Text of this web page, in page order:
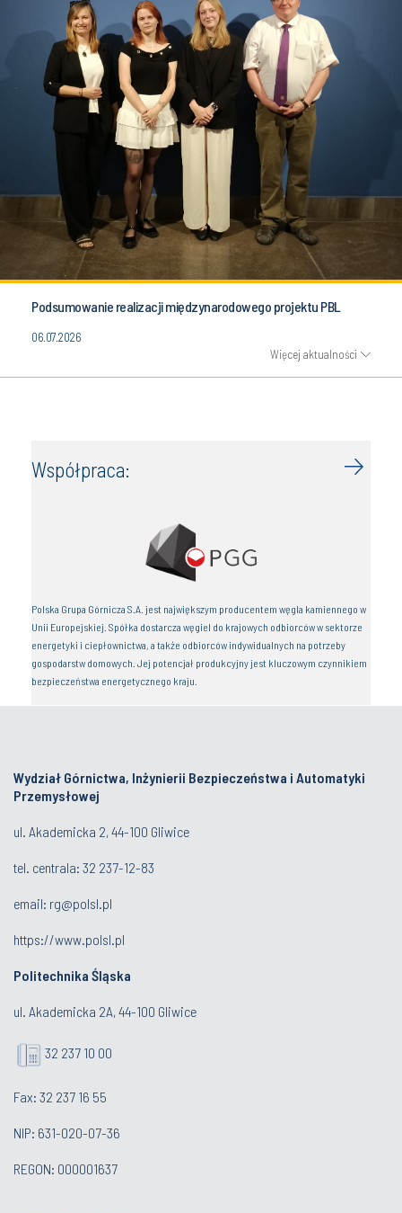
Podsumowanie realizacji międzynarodowego projektu PBL
06.07.2026
Więcej aktualności
Współpraca:
Polska Grupa Górnicza S.A. jest największym producentem węgla kamiennego w
Unii Europejskiej. Spółka dostarcza węgiel do krajowych odbiorców w sektorze
energetyki i ciepłownictwa, a także odbiorców indywidualnych na potrzeby
gospodarstw domowych. Jej potencjał produkcyjny jest kluczowym czynnikiem
bezpieczeństwa energetycznego kraju.
Wydział Górnictwa, Inżynierii Bezpieczeństwa i Automatyki
Przemysłowej
ul. Akademicka 2, 44-100 Gliwice
tel. centrala: 32 237-12-83
email: rg@polsl.pl
https://www.polsl.pl
Politechnika Śląska
ul. Akademicka 2A, 44-100 Gliwice
32 237 10 00
Fax: 32 237 16 55
NIP: 631-020-07-36
REGON: 000001637